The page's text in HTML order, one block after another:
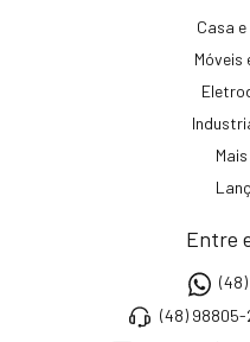
Casa
Móveis
Entre
(48) 98805-